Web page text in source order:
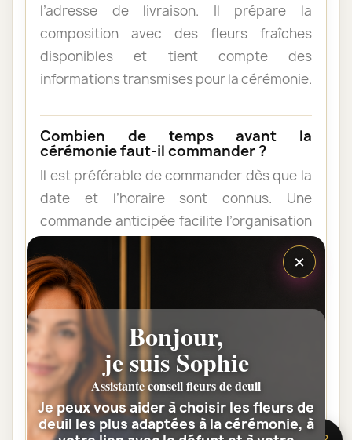
l’adresse de livraison. Il prépare la
composition avec des fleurs fraîches
disponibles et tient compte des
informations transmises pour la cérémonie.
Combien de temps avant la
cérémonie faut-il commander ?
Il est préférable de commander dès que la
date et l’horaire sont connus. Une
commande anticipée facilite l’organisation
et permet au fleuriste de vérifier les
contraintes du lieu de livraison.
Les fleurs peuvent-elles être livrées
au domicile de la famille ?
Oui. Une composition de condoléances
peut être livrée au domicile avant ou après
la cérémonie. Vérifiez simplement que
quelqu’un pourra réceptionner les fleurs.
×
Bonjour,
je suis Sophie
Assistante conseil fleurs de deuil
Je peux vous aider à choisir les fleurs de
deuil les plus adaptées à la cérémonie, à